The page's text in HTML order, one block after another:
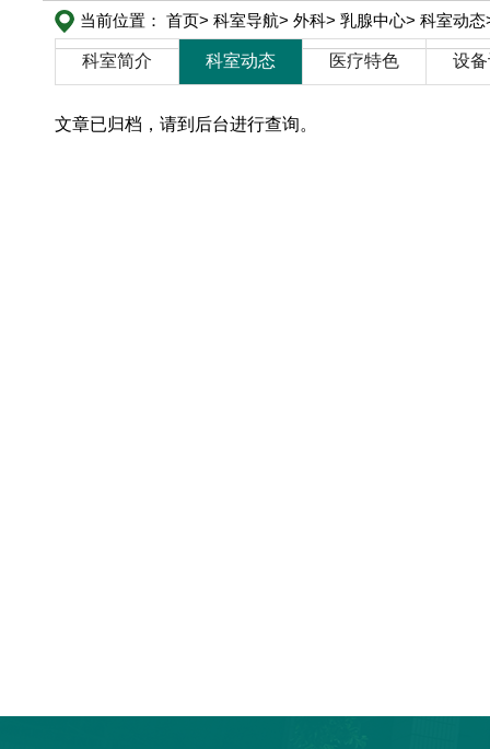
当前位置： 首页> 科室导航> 外科> 乳腺中心> 科室动态
科室简介 科室动态 医疗特色 设
文章已归档，请到后台进行查询。